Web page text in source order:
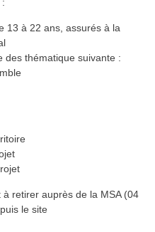
13 à 22 ans, assurés à la
des thématique suivante :
retirer auprès de la MSA (04
le site